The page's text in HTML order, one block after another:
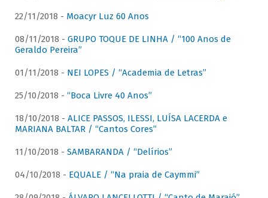
22/11/2018 - Moacyr Luz 60 Anos
08/11/2018 - GRUPO TOQUE DE LINHA / “100 Anos de
Geraldo Pereira”
01/11/2018 - NEI LOPES / “Academia de Letras”
25/10/2018 - “Boca Livre 40 Anos”
18/10/2018 - ALICE PASSOS, ILESSI, LUÍSA LACERDA e
MARIANA BALTAR / “Cantos Cores”
11/10/2018 - SAMBARANDA / “Delírios”
04/10/2018 - EQUALE / “Na praia de Caymmi”